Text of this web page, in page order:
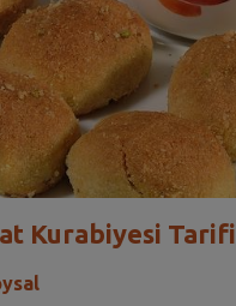
Kurabiyesi Tarifi